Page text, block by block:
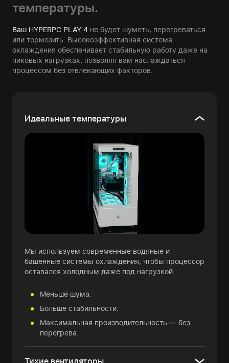
температуры.
Ваш HYPERPC PLAY 4 не будет шуметь, перегреваться
или тормозить. Высокоэффективная система
охлаждения обеспечивает стабильную работу даже на
пиковых нагрузках, позволяя вам наслаждаться
процессом без отвлекающих факторов.
Идеальные температуры
Мы используем современные водяные и
башенные системы охлаждения, чтобы процессор
оставался холодным даже под нагрузкой.
Меньше шума.
Больше стабильности.
Максимальная производительность — без
перегрева.